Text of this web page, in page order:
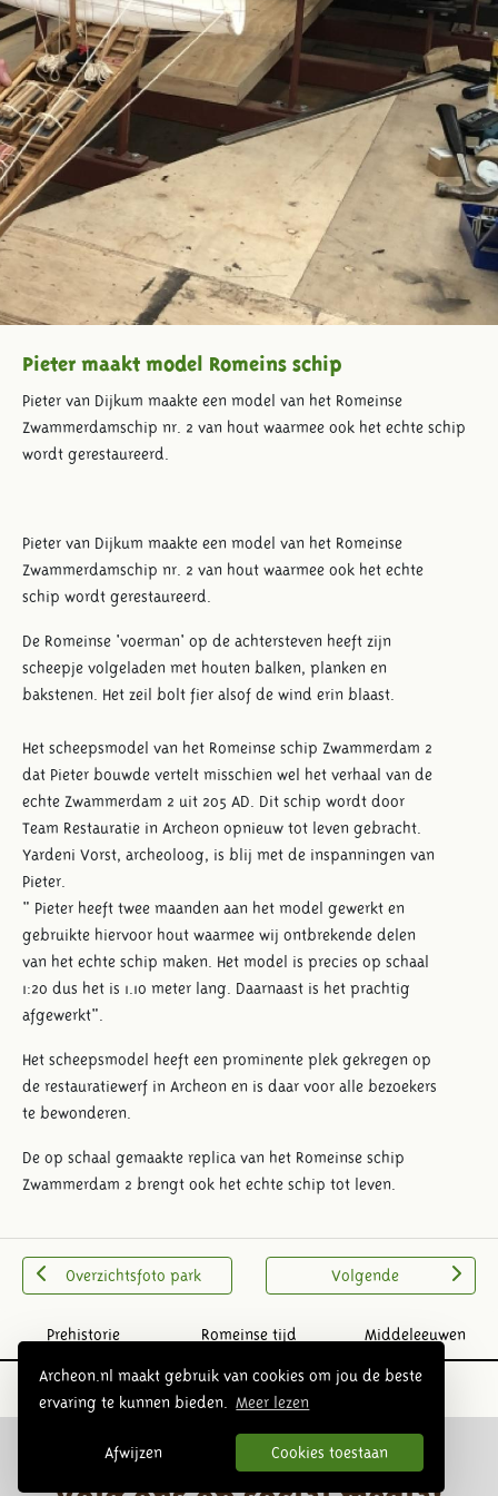
Archeon.nl maakt gebruik van cookies om jou de beste
ervaring te kunnen bieden.
Meer lezen
Afwijzen Cookies toestaan
Pieter maakt model Romeins schip
Pieter van Dijkum maakte een model van het Romeinse
Zwammerdamschip nr. 2 van hout waarmee ook het echte schip
wordt gerestaureerd.
Pieter van Dijkum maakte een model van het Romeinse
Zwammerdamschip nr. 2 van hout waarmee ook het echte
schip wordt gerestaureerd.
De Romeinse 'voerman' op de achtersteven heeft zijn
scheepje volgeladen met houten balken, planken en
bakstenen. Het zeil bolt fier alsof de wind erin blaast.
Het scheepsmodel van het Romeinse schip Zwammerdam 2
dat Pieter bouwde vertelt misschien wel het verhaal van de
echte Zwammerdam 2 uit 205 AD. Dit schip wordt door
Team Restauratie in Archeon opnieuw tot leven gebracht.
Yardeni Vorst, archeoloog, is blij met de inspanningen van
Pieter.
" Pieter heeft twee maanden aan het model gewerkt en
gebruikte hiervoor hout waarmee wij ontbrekende delen
van het echte schip maken. Het model is precies op schaal
1:20 dus het is 1.10 meter lang. Daarnaast is het prachtig
afgewerkt".
Het scheepsmodel heeft een prominente plek gekregen op
de restauratiewerf in Archeon en is daar voor alle bezoekers
te bewonderen.
De op schaal gemaakte replica van het Romeinse schip
Zwammerdam 2 brengt ook het echte schip tot leven.
Overzichtsfoto park Volgende
Prehistorie Romeinse tijd Middeleeuwen
Volg ons op social media: